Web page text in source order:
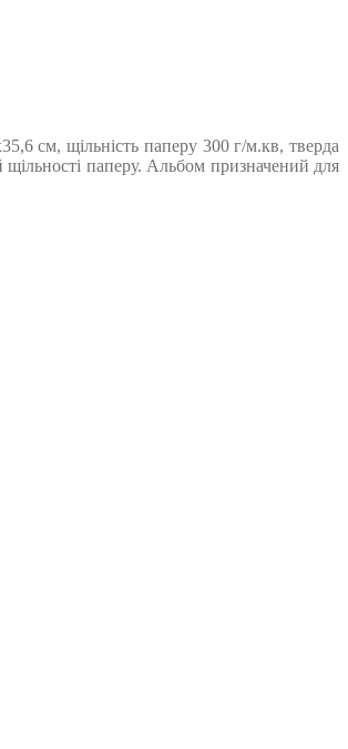
см, щільність паперу 300 г/м.кв, тверда
щільності паперу. Альбом призначений для